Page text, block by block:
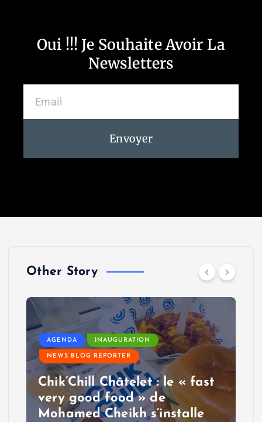
Oui !!! Je Souhaite Avoir La
Newsletters
Envoyer
Other Story
AGENDA INAUGURATION
NEWS BLOG REPORTER
Chik’Chill Châtelet : le « fast
very good food » de
Mohamed Cheikh s’installe